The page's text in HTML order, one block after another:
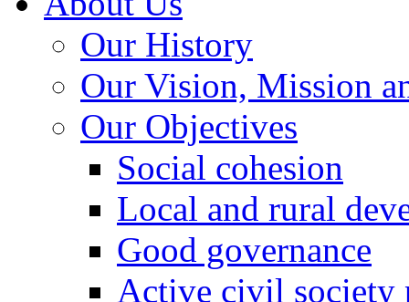
Our History
Our Vision, Mission
Our Objectives
Social cohesion
Local and rural
Good governance
Active civil society